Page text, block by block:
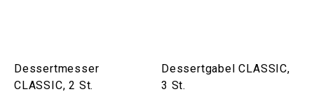
Dessertmesser
CLASSIC, 2 St.
Dessertgabel CLASSIC,
3 St.